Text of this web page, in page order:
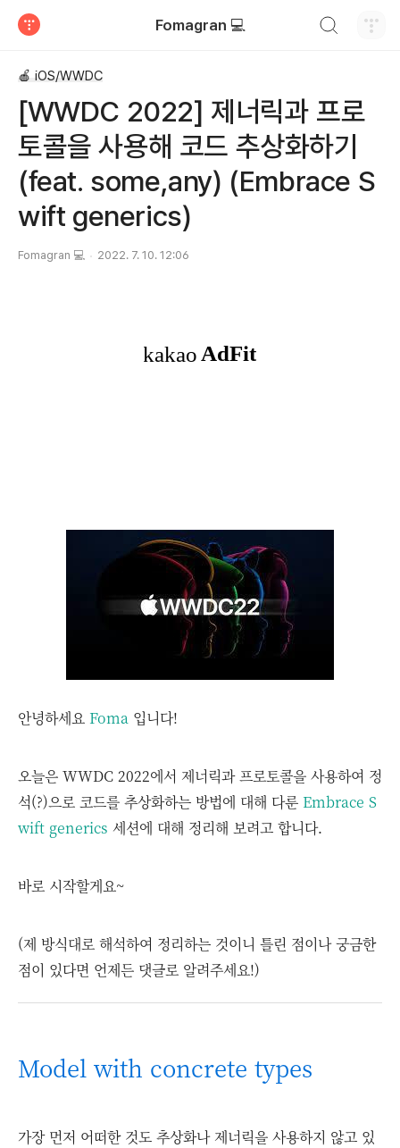
Fomagran 💻
🍎 iOS/WWDC
[WWDC 2022] 제너릭과 프로
토콜을 사용해 코드 추상화하기
(feat. some,any) (Embrace S
wift generics)
Fomagran 💻 2022. 7. 10. 12:06
안녕하세요 Foma 입니다!
오늘은 WWDC 2022에서 제너릭과 프로토콜을 사용하여 정
석(?)으로 코드를 추상화하는 방법에 대해 다룬 Embrace S
wift generics 세션에 대해 정리해 보려고 합니다.
바로 시작할게요~
(제 방식대로 해석하여 정리하는 것이니 틀린 점이나 궁금한
점이 있다면 언제든 댓글로 알려주세요!)
Model with concrete types
가장 먼저 어떠한 것도 추상화나 제너릭을 사용하지 않고 있